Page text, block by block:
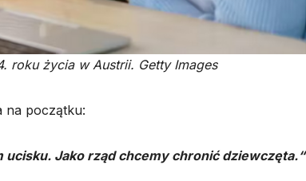
roku życia w Austrii. Getty Images
na początku:
ucisku. Jako rząd chcemy chronić dziewczęta.“